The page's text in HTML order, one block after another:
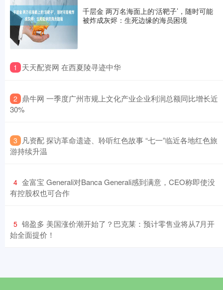
千层金 两万名海面上的‘活靶子’，随时可能
被炸成灰烬：生死边缘的海员困境
1 ​天天配资网 在西夏陵寻迹中华
2 ​鼎牛网 一季度广州市规上文化产业企业利润总额同比增长近
30%
3 ​凡资配 探访革命遗迹、聆听红色故事 “七一”临近各地红色旅
游持续升温
4 ​金富宝 Generali对Banca Generali感到满意，CEO称即使没
有控股权也可合作
5 ​锦盈多 美国涨价潮开始了？巴克莱：预计零售业将从7月开
始全面提价！